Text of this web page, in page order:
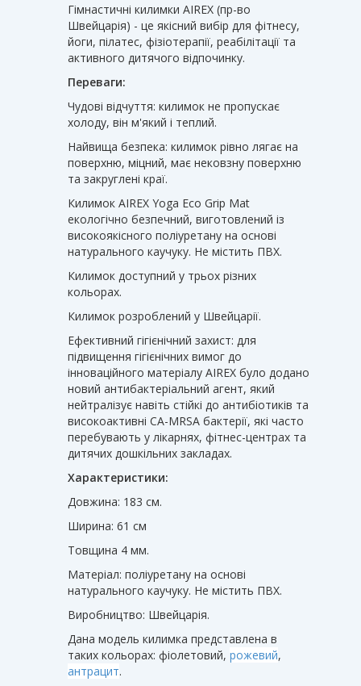
Гімнастичні килимки AIREX (пр-во
Швейцарія) - це якісний вибір для фітнесу,
йоги, пілатес, фізіотерапії, реабілітації та
активного дитячого відпочинку.
Переваги:
Чудові відчуття: килимок не пропускає
холоду, він м'який і теплий.
Найвища безпека: килимок рівно лягає на
поверхню, міцний, має нековзну поверхню
та закруглені краї.
Килимок AIREX Yoga Eco Grip Mat
екологічно безпечний, виготовлений із
високоякісного поліуретану на основі
натурального каучуку. Не містить ПВХ.
Килимок доступний у трьох різних
кольорах.
Килимок розроблений у Швейцарії.
Ефективний гігієнічний захист: для
підвищення гігієнічних вимог до
інноваційного матеріалу AIREX було додано
новий антибактеріальний агент, який
нейтралізує навіть стійкі до антибіотиків та
високоактивні CA-MRSA бактерії, які часто
перебувають у лікарнях, фітнес-центрах та
дитячих дошкільних закладах.
Характеристики:
Довжина: 183 см.
Ширина: 61 см
Товщина 4 мм.
Матеріал: поліуретану на основі
натурального каучуку. Не містить ПВХ.
Виробництво: Швейцарія.
Дана модель килимка представлена ​​в
таких кольорах: фіолетовий, рожевий,
антрацит.